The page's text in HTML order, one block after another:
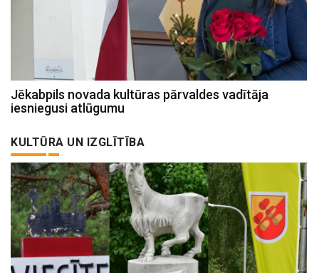
Jēkabpils novada kultūras pārvaldes vadītāja
iesniegusi atlūgumu
KULTŪRA UN IZGLĪTĪBA